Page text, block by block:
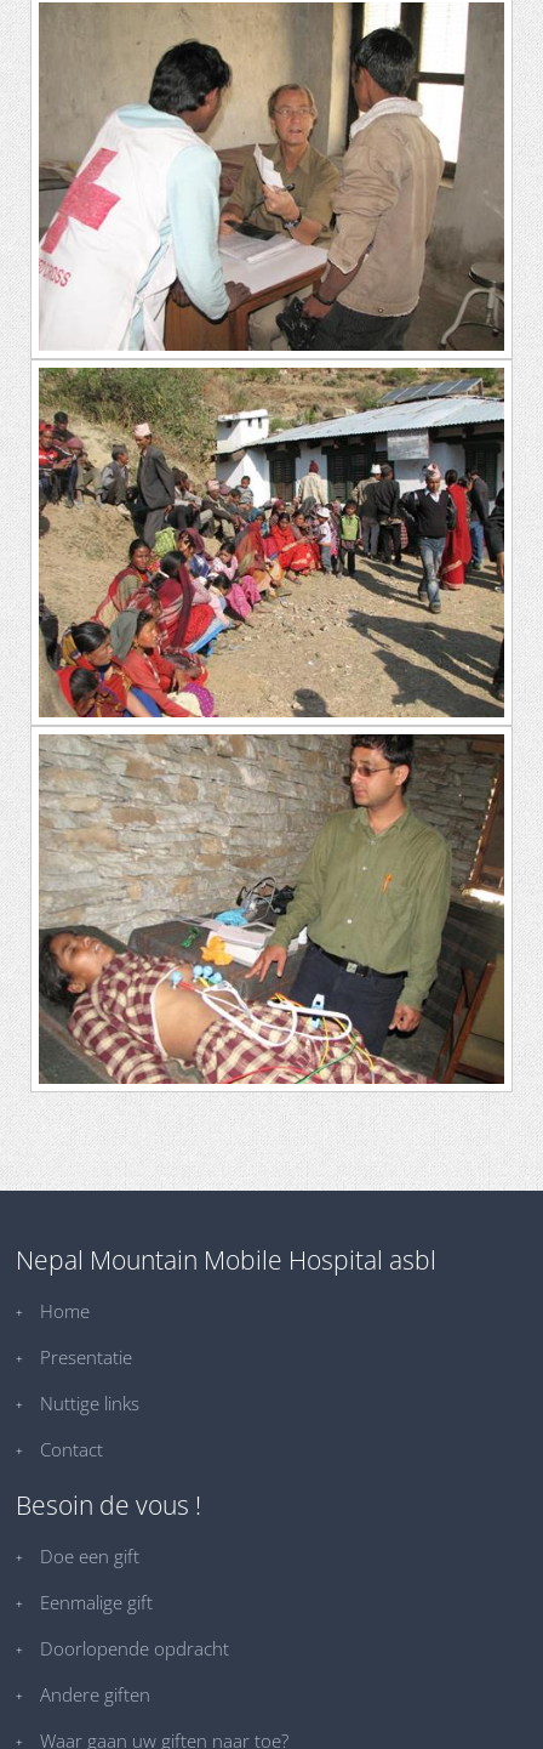
Nepal Mountain Mobile Hospital asbl
Home
Presentatie
Nuttige links
Contact
Besoin de vous !
Doe een gift
Eenmalige gift
Doorlopende opdracht
Andere giften
Waar gaan uw giften naar toe?